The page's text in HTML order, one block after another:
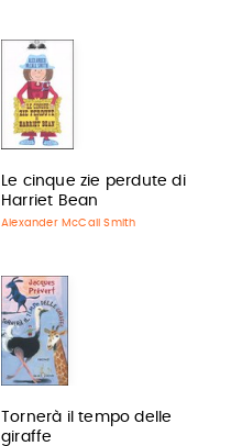
Le cinque zie perdute di
Harriet Bean
Alexander McCall Smith
Tornerà il tempo delle
giraffe